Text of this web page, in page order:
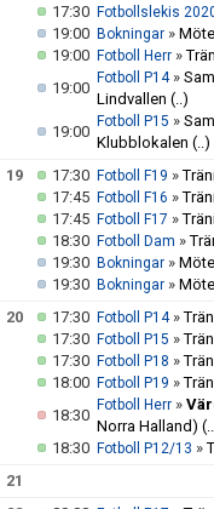
17:30 Fotbollslekis
19:00 Bokningar »
19:00 Fotboll Herr »
19:00
Fotboll P14»
Lindvallen (..)
19:00
Fotboll P15 »
Klubblokalen (..)
19
17:30 Fotboll F19 »
17:45 Fotboll F16 »
17:45 Fotboll F17 »
18:30 Fotboll Dam »
19:30 Bokningar »
19:30 Bokningar »
20
17:30 Fotboll P14»
17:30 Fotboll P15 »
17:30 Fotboll P18 »
18:00 Fotboll P19 »
18:30
Fotboll Herr »
Norra Halland)
18:30 Fotboll P12/13 »
21